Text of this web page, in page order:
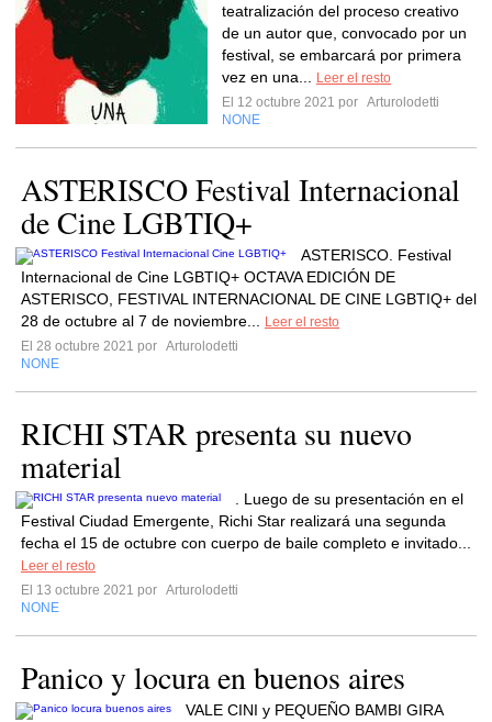
teatralización del proceso creativo
de un autor que, convocado por un
festival, se embarcará por primera
vez en una...
Leer el resto
El 12 octubre 2021 por Arturolodetti
NONE
ASTERISCO Festival Internacional
de Cine LGBTIQ+
ASTERISCO. Festival
Internacional de Cine LGBTIQ+ OCTAVA EDICIÓN DE
ASTERISCO, FESTIVAL INTERNACIONAL DE CINE LGBTIQ+ del
28 de octubre al 7 de noviembre...
Leer el resto
El 28 octubre 2021 por Arturolodetti
NONE
RICHI STAR presenta su nuevo
material
. Luego de su presentación en el
Festival Ciudad Emergente, Richi Star realizará una segunda
fecha el 15 de octubre con cuerpo de baile completo e invitado...
Leer el resto
El 13 octubre 2021 por Arturolodetti
NONE
Panico y locura en buenos aires
VALE CINI y PEQUEÑO BAMBI GIRA